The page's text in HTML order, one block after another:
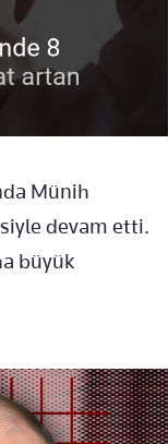
Münih
devam etti.
büyük